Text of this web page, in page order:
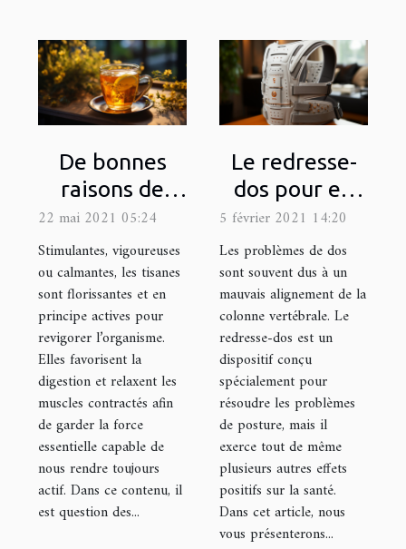
De bonnes
raisons de
boire une
tisane
énergisante
22 mai 2021 05:24
Stimulantes, vigoureuses
ou calmantes, les tisanes
sont florissantes et en
principe actives pour
revigorer l’organisme.
Elles favorisent la
digestion et relaxent les
muscles contractés afin
de garder la force
essentielle capable de
nous rendre toujours
actif. Dans ce contenu, il
est question des...
Le redresse-
dos pour en
finir avec les
maux de dos
5 février 2021 14:20
Les problèmes de dos
sont souvent dus à un
mauvais alignement de la
colonne vertébrale. Le
redresse-dos est un
dispositif conçu
spécialement pour
résoudre les problèmes
de posture, mais il
exerce tout de même
plusieurs autres effets
positifs sur la santé.
Dans cet article, nous
vous présenterons...